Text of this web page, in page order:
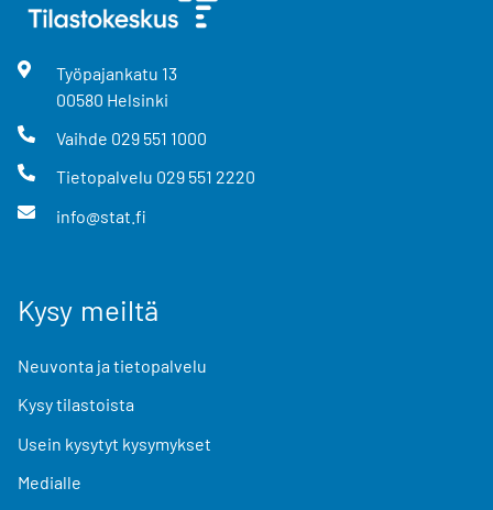
Työpajankatu 13
00580 Helsinki
Vaihde 029 551 1000
Tietopalvelu 029 551 2220
info@stat.fi
Kysy meiltä
Neuvonta ja tietopalvelu
Kysy tilastoista
Usein kysytyt kysymykset
Medialle